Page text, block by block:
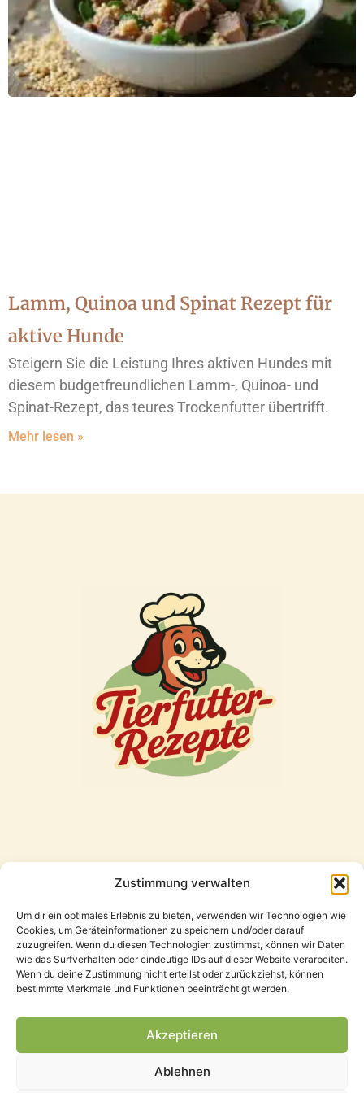
Zustimmung verwalten
Um dir ein optimales Erlebnis zu bieten, verwenden wir Technologien wie
Cookies, um Geräteinformationen zu speichern und/oder darauf
zuzugreifen. Wenn du diesen Technologien zustimmst, können wir Daten
wie das Surfverhalten oder eindeutige IDs auf dieser Website verarbeiten.
Wenn du deine Zustimmung nicht erteilst oder zurückziehst, können
bestimmte Merkmale und Funktionen beeinträchtigt werden.
Akzeptieren
Ablehnen
Lamm, Quinoa und Spinat Rezept für
aktive Hunde
Steigern Sie die Leistung Ihres aktiven Hundes mit
diesem budgetfreundlichen Lamm-, Quinoa- und
Spinat-Rezept, das teures Trockenfutter übertrifft.
Mehr lesen »
Freunde
DatenschutzerklärungImpressum